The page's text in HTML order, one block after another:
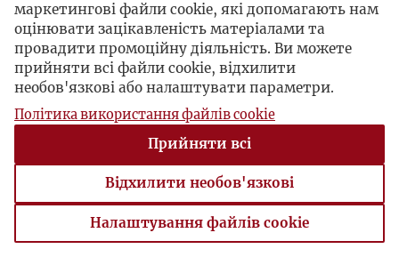
маркетингові файли cookie, які допомагають нам
оцінювати зацікавленість матеріалами та
провадити промоційну діяльність. Ви можете
прийняти всі файли cookie, відхилити
необов'язкові або налаштувати параметри.
Політика використання файлів cookie
Прийняти всі
Відхилити необов'язкові
Налаштування файлів cookie
Налаштування файлів cookie